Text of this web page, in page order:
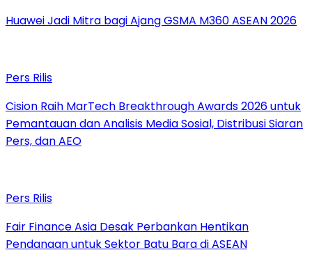
Huawei Jadi Mitra bagi Ajang GSMA M360 ASEAN 2026
Pers Rilis
Cision Raih MarTech Breakthrough Awards 2026 untuk
Pemantauan dan Analisis Media Sosial, Distribusi Siaran
Pers, dan AEO
Pers Rilis
Fair Finance Asia Desak Perbankan Hentikan
Pendanaan untuk Sektor Batu Bara di ASEAN